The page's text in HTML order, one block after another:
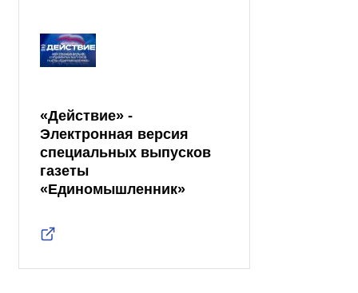
«Действие» -
Электронная версия
специальных выпусков
газеты
«Единомышленник»